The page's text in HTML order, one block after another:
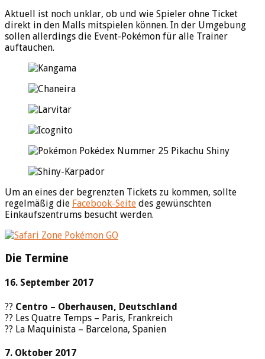
Aktuell ist noch unklar, ob und wie Spieler ohne Ticket
direkt in den Malls mitspielen können. In der Umgebung
sollen allerdings die Event-Pokémon für alle Trainer
auftauchen.
Um an eines der begrenzten Tickets zu kommen, sollte
regelmäßig die Facebook-Seite des gewünschten
Einkaufszentrums besucht werden.
Die Termine
16. September 2017
?? Centro – Oberhausen, Deutschland
?? Les Quatre Temps – Paris, Frankreich
?? La Maquinista – Barcelona, Spanien
7. Oktober 2017